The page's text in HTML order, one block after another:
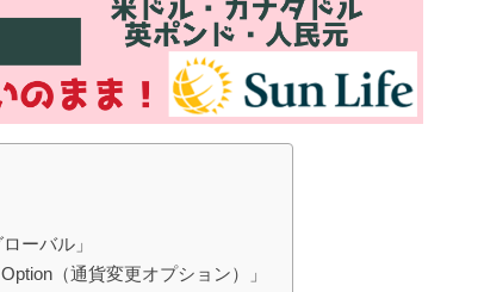
ーバル」
（通貨変更オプション）」